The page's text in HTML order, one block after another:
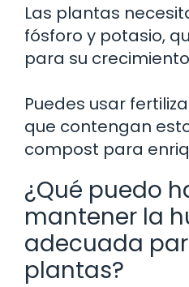
Las plantas
fósforo y potasio,
para su
Puedes usar
que contengan
compost para
¿Qué puedo
mantener la
adecuada
plantas?